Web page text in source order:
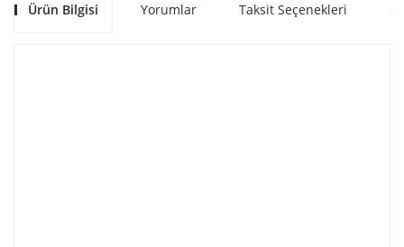
Ürün Bilgisi Yorumlar Taksit Seçenekleri